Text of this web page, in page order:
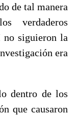
de tal manera
verdaderos
no siguieron la
era
dentro de los
que causaron